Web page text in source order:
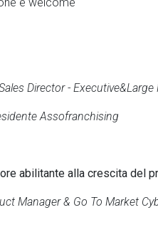
Director -
Assofranchising
abilitante alla crescita del
Manager & Go To Market